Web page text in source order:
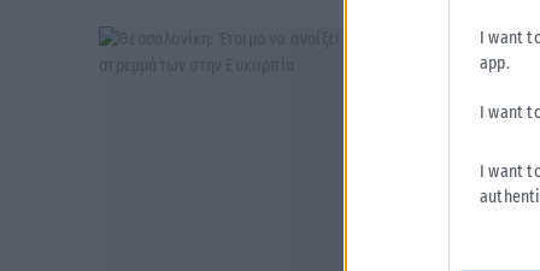
I want
app.
I want
I want